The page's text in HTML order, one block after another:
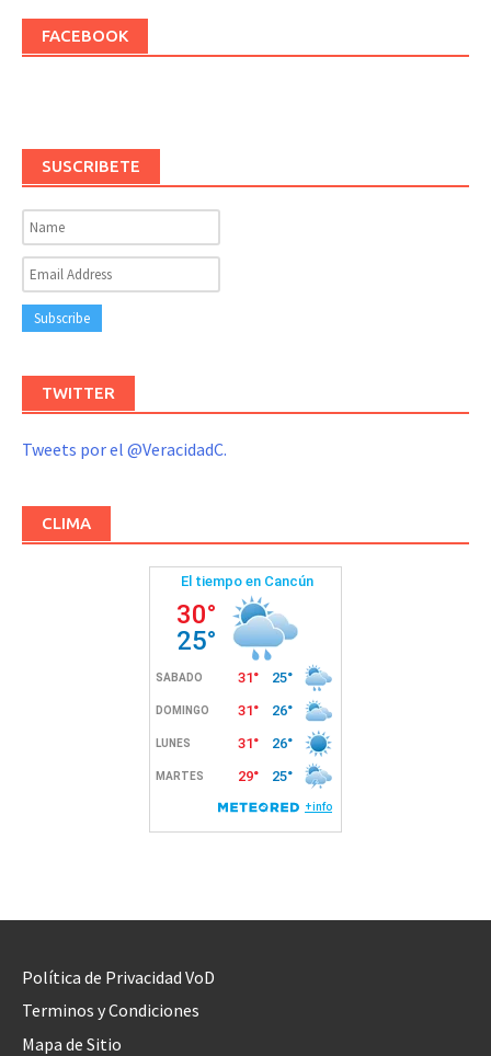
FACEBOOK
SUSCRIBETE
TWITTER
Tweets por el @VeracidadC.
CLIMA
Política de Privacidad VoD
Terminos y Condiciones
Mapa de Sitio